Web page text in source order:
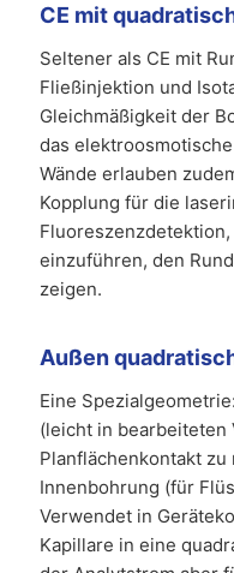
CE mit
Seltener als CE mit
Fließinjektion und
Gleichmäßigkeit der
das
Wände erlauben
Kopplung für die
einzuführen, den
zeigen.
Außen
Eine
(leicht in
Planflächenkontakt
Innenbohrung (für
Verwendet in
Kapillare in eine